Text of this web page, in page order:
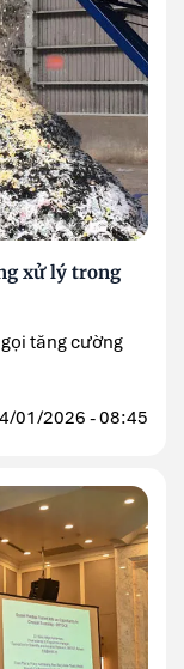
xử lý trong
tăng cường
01/2026 - 08:45